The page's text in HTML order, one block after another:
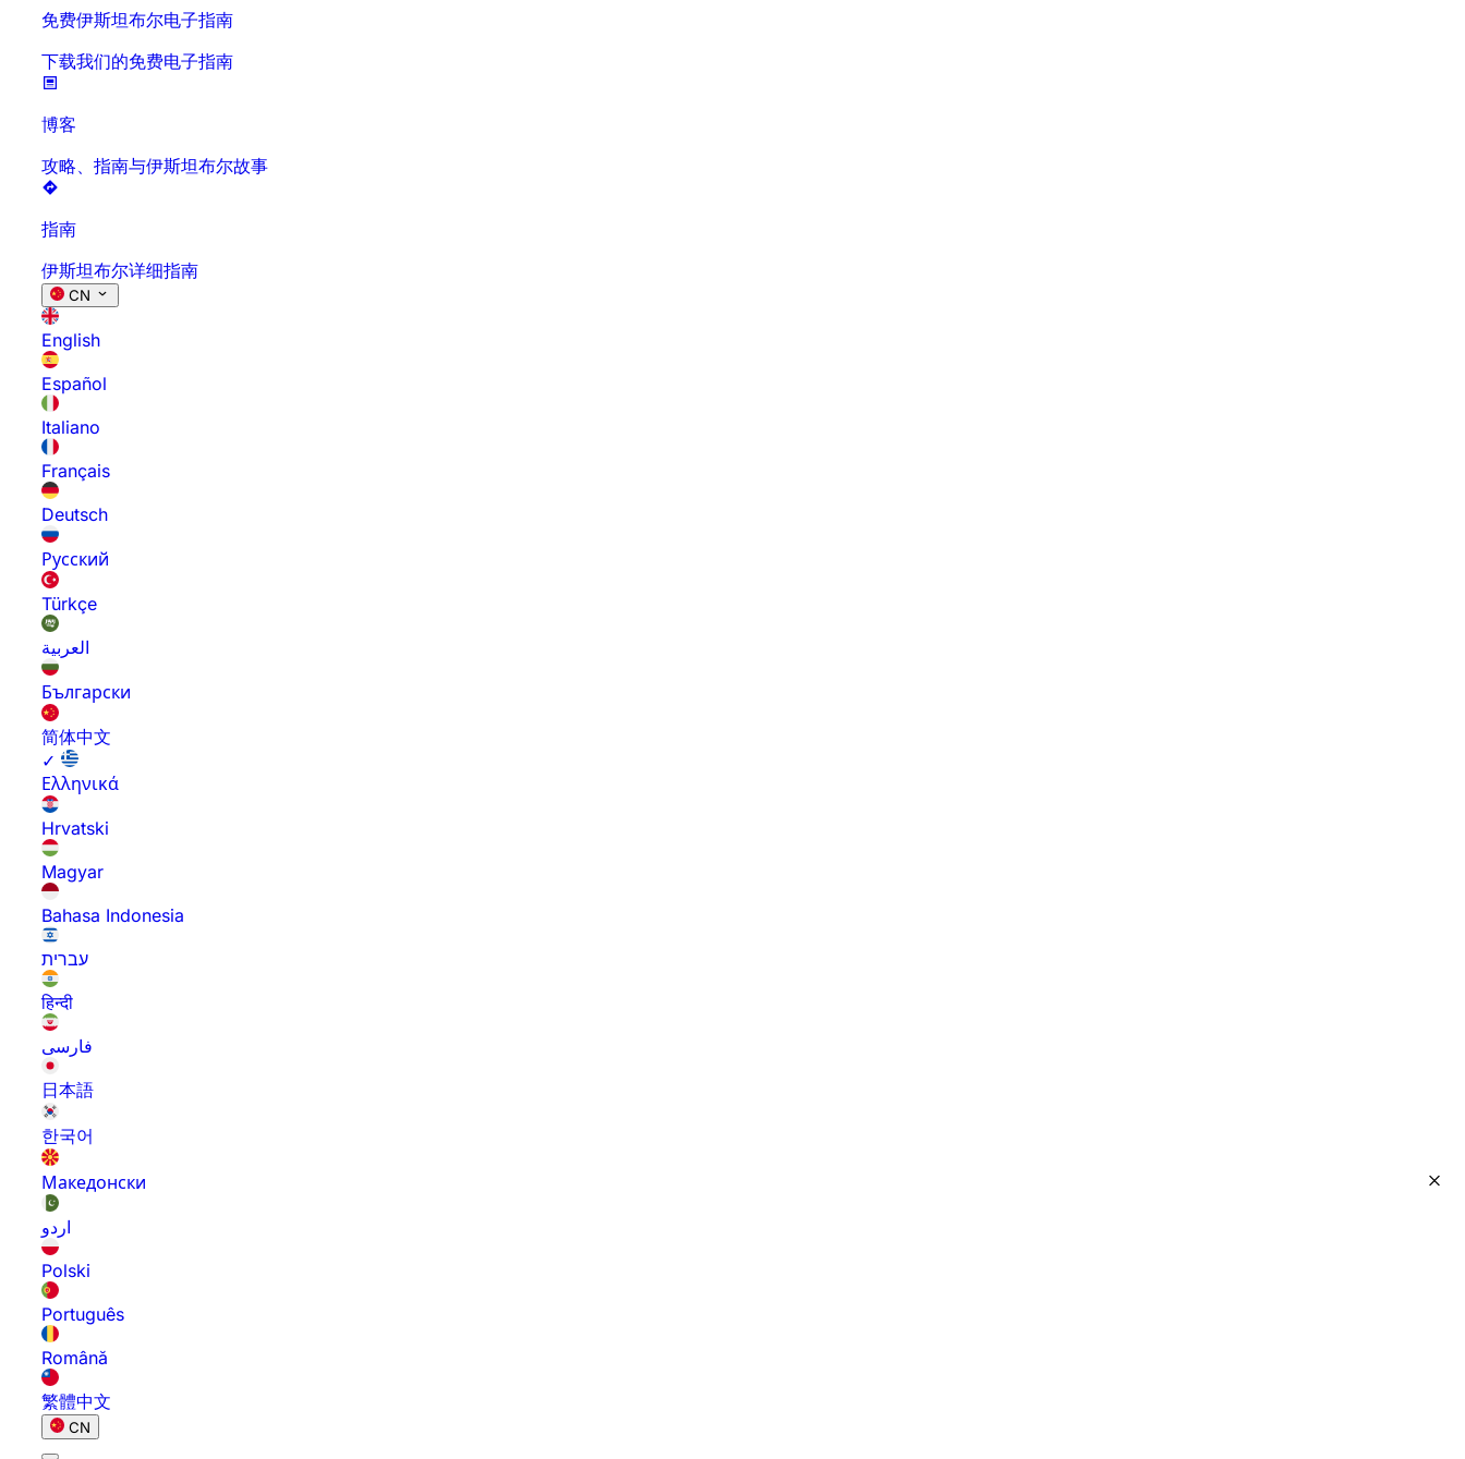
免费伊斯坦布尔电子指南
下载我们的免费电子指南
博客
攻略、指南与伊斯坦布尔故事
指南
伊斯坦布尔详细指南
CN
English
Español
Italiano
Français
Deutsch
Русский
Türkçe
العربية
Български
简体中文
✓
Ελληνικά
Hrvatski
Magyar
Bahasa Indonesia
עברית
हिन्दी
فارسی
日本語
한국어
Македонски
اردو
Polski
Português
Română
繁體中文
CN